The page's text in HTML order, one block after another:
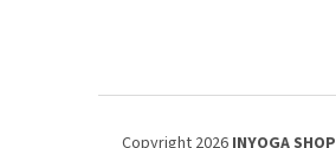
Copyright 2026 INYOGA SHOP